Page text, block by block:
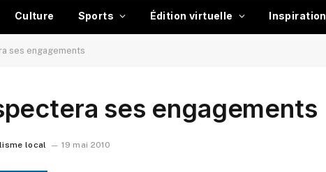
Culture Sports Édition virtuelle Inspiration
ses engagements
ses engagements
local 19 mai 2010